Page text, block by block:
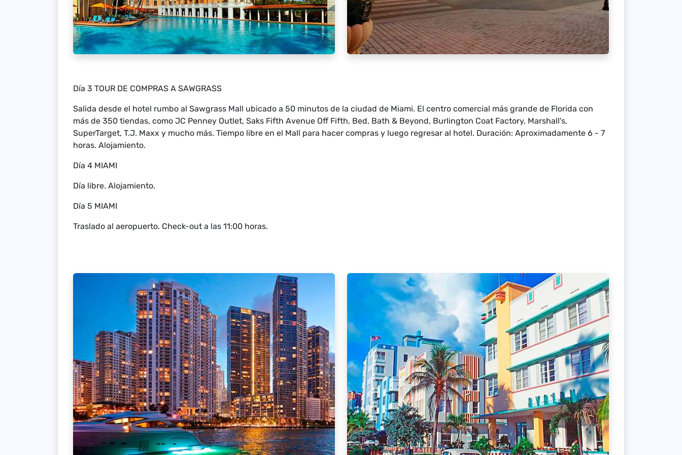
Día 3 TOUR DE COMPRAS A SAWGRASS
Salida desde el hotel rumbo al Sawgrass Mall ubicado a 50 minutos de la ciudad de Miami. El centro comercial más grande de Florida con
más de 350 tiendas, como JC Penney Outlet, Saks Fifth Avenue Off Fifth, Bed, Bath & Beyond, Burlington Coat Factory, Marshall's,
SuperTarget, T.J. Maxx y mucho más. Tiempo libre en el Mall para hacer compras y luego regresar al hotel. Duración: Aproximadamente 6 - 7
horas. Alojamiento.
Día 4 MIAMI
Día libre. Alojamiento.
Día 5 MIAMI
Traslado al aeropuerto. Check-out a las 11:00 horas.